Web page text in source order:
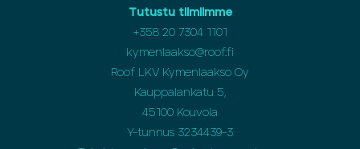
Tutustu tiimiimme
+358 20 7304 1101
kymenlaakso@roof.fi
Roof LKV Kymenlaakso Oy
Kauppalankatu 5,
45100 Kouvola
Y-tunnus 3234439-3